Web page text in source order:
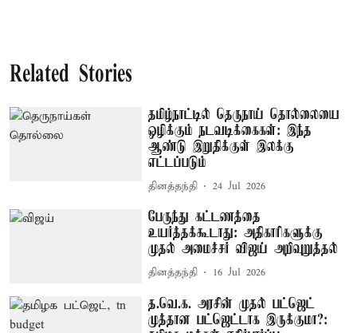
Related Stories
தமிழ்நாட்டில் தெருநாய் தொல்லையை
ஒழிக்கும் நடவடிக்கைகள்: இந்த
ஆண்டு இறுதிக்குள் இலக்கு
எட்டப்படும்
தினத்தந்தி 24 Jul 2026
பேருந்து கட்டணத்தை
உயர்த்தக்கூடாது: அதிகாரிகளுக்கு
முதல் அமைச்சர் விஜய் அறிவுறுத்தல்
தினத்தந்தி 16 Jul 2026
த.வெ.க. அரசின் முதல் பட்ஜெட்
முத்தான பட்ஜெட்டாக இருக்குமா?: